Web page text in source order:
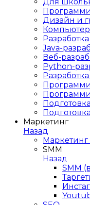
Дизайн и
Java-
Веб-
Python-
Маркетинг
Назад
Маркетинг
SMM
Назад
SMM